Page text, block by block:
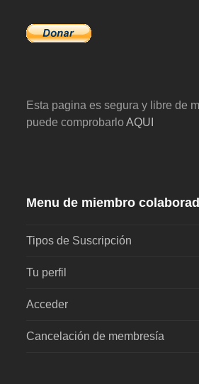
Esta pagina es segura y libre de
puede comprobarloAQUI
Menu de miembro
Tipos de Suscripción
Tu perfil
Acceder
Cancelación de membresía